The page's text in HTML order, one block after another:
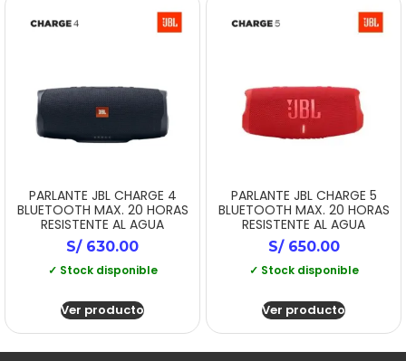
PARLANTE JBL CHARGE 4
BLUETOOTH MAX. 20 HORAS
RESISTENTE AL AGUA
S/630.00
✓ Stock disponible
Ver producto
PARLANTE JBL CHARGE 5
BLUETOOTH MAX. 20 HORAS
RESISTENTE AL AGUA
S/650.00
✓ Stock disponible
Ver producto